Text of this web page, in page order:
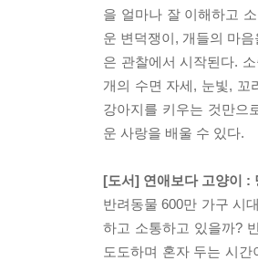
을 얼마나 잘 이해하고
운 변덕쟁이, 개들의 마
은 관찰에서 시작된다.
개의 수면 자세, 눈빛, 꼬
강아지를 키우는 것만으
운 사랑을 배울 수 있다.
[도서] 연애보다 고양이 :
반려동물 600만 가구 시
하고 소통하고 있을까?
도도하며 혼자 두는 시